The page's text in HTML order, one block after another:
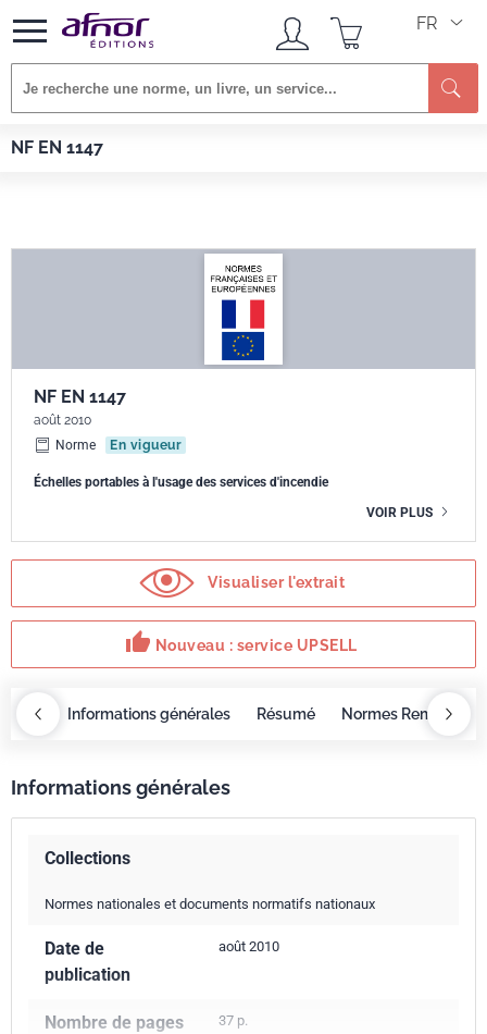
FR
NF EN 1147
Afnor EDITIONS
NF EN 1147
août 2010
Norme
En vigueur
Échelles portables à l'usage des services d'incendie
VOIR PLUS
Visualiser l'extrait
thumb_up Nouveau : service UPSELL
Informations générales Résumé Normes
Informations générales
Collections
Normes nationales et documents normatifs nationaux
Date de
publication
août 2010
Nombre de pages 37 p.